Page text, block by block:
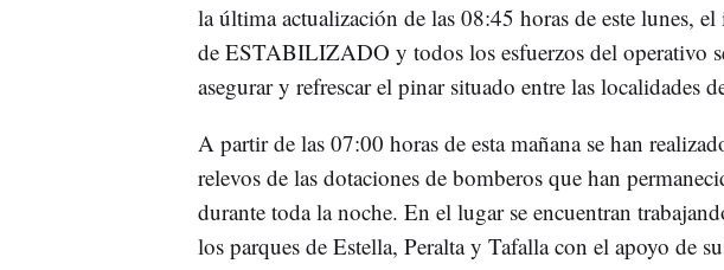
la última actualización de las 08:45 horas de este lunes,
de ESTABILIZADO y todos los esfuerzos del operativo
asegurar y refrescar el pinar situado entre las localidades
A partir de las 07:00 horas de esta mañana se han
relevos de las dotaciones de bomberos que han
durante toda la noche. En el lugar se encuentran
los parques de Estella, Peralta y Tafalla con el apoyo de